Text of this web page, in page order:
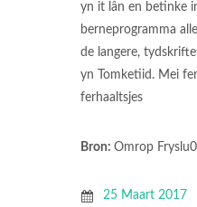
yn it lân en betinke
berneprogramma
de langere,
yn Tomketiid. Mei
ferhaaltsjes
Bron: Omrop
25 Maart 2017